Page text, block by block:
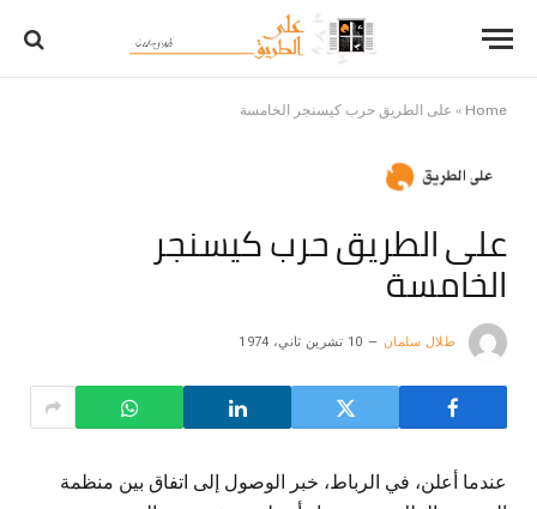
Home
» على الطريق حرب كيسنجر الخامسة
على الطريق حرب كيسنجر
الخامسة
طلال سلمان 10 تشرين ثاني، 1974
عندما أعلن، في الرباط، خبر الوصول إلى اتفاق بين منظمة